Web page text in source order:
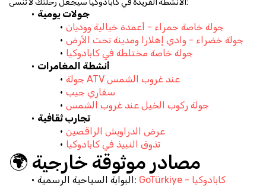
جولات يومية
جولة خاصة حمراء - أعمدة خيالية ووديان
جولة خضراء - وادي إهلارا ومدينة تحت الأرض
جولة خاصة مختلطة في كابادوكيا
أنشطة المغامرات
جولة ATV عند غروب الشمس
سفاري جيب
جولة ركوب الخيل عند غروب الشمس
تجارب ثقافية
عرض الدراويش الراقصين
تذوق النبيذ في كابادوكيا
🌍 مصادر موثوقة خارجية
البوابة السياحية الرسمية:
GoTürkiye - كابادوكيا